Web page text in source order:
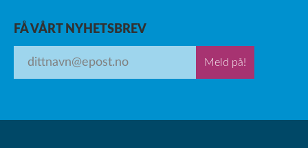
FÅ VÅRT NYHETSBREV
Meld på!